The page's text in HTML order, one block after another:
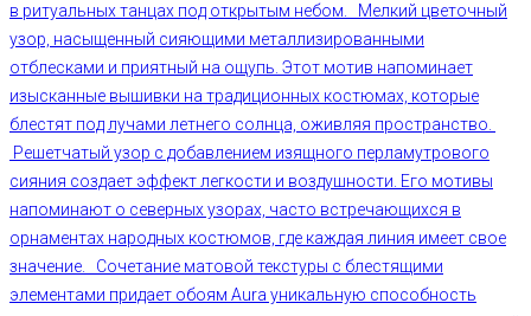
в ритуальных танцах под открытым небом. Мелкий цветочный
узор, насыщенный сияющими металлизированными
отблесками и приятный на ощупь. Этот мотив напоминает
изысканные вышивки на традиционных костюмах, которые
блестят под лучами летнего солнца, оживляя пространство.
Решетчатый узор с добавлением изящного перламутрового
сияния создает эффект легкости и воздушности. Его мотивы
напоминают о северных узорах, часто встречающихся в
орнаментах народных костюмов, где каждая линия имеет свое
значение. Сочетание матовой текстуры с блестящими
элементами придает обоям Aura уникальную способность